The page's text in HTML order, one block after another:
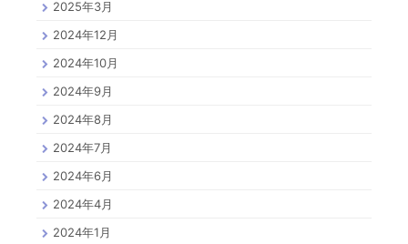
2025年3月
2024年12月
2024年10月
2024年9月
2024年8月
2024年7月
2024年6月
2024年4月
2024年1月